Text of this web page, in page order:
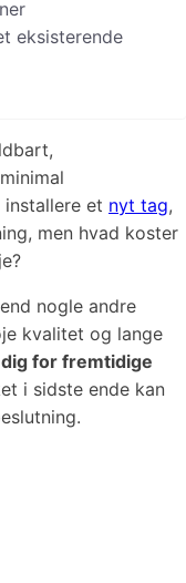
eksisterende
et nyt tag,
men hvad koster
nogle andre
kvalitet og lange
for fremtidige
i sidste ende kan